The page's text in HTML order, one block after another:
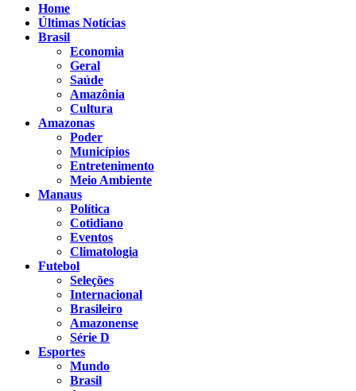
Home
Últimas Notícias
Brasil
Economia
Geral
Saúde
Amazônia
Cultura
Amazonas
Poder
Municípios
Entretenimento
Meio Ambiente
Manaus
Política
Cotidiano
Eventos
Climatologia
Futebol
Seleções
Internacional
Brasileiro
Amazonense
Série D
Esportes
Mundo
Brasil